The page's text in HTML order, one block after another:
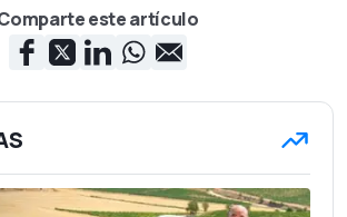
este artículo